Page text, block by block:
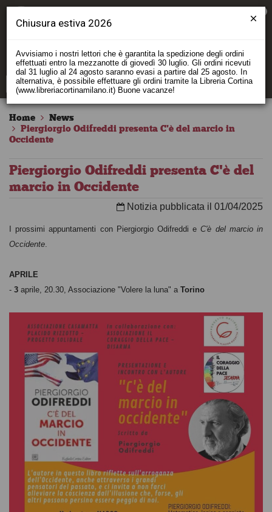
Home
News
Piergiorgio Odifreddi presenta C'è del marcio in
Occidente
Piergiorgio Odifreddi presenta C'è del
marcio in Occidente
Notizia pubblicata il 01/04/2025
I prossimi appuntamenti con Piergiorgio Odifreddi eC'è del marcio in
Occidente.
APRILE
- 3 aprile, 20.30, Associazione "Volere la luna" a Torino
Chiusura estiva 2026
Avvisiamo i nostri lettori che è garantita la spedizione degli ordini
effettuati entro la mezzanotte di giovedì 30 luglio. Gli ordini ricevuti
dal 31 luglio al 24 agosto saranno evasi a partire dal 25 agosto. In
alternativa, è possibile effettuare gli ordini tramite la Libreria Cortina
(www.libreriacortinamilano.it) Buone vacanze!